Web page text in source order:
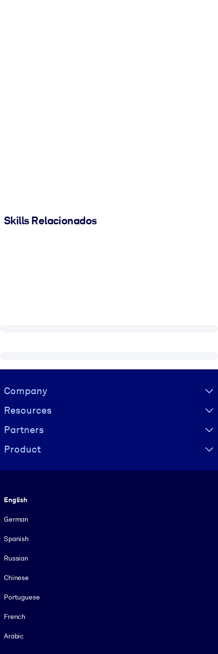
Skills Relacionados
Visually hidden Text
Company
Resources
Partners
Product
English
German
Spanish
Russian
Chinese
Portuguese
French
Arabic